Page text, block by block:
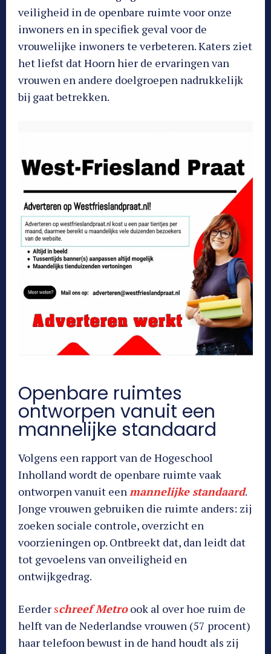
veiligheid in de openbare ruimte voor onze
inwoners en in specifiek geval voor de
vrouwelijke inwoners te verbeteren. Katers ziet
het liefst dat Hoorn hier de ervaringen van
vrouwen en andere doelgroepen nadrukkelijk
bij gaat betrekken.
Openbare ruimtes
ontworpen vanuit een
mannelijke standaard
Volgens een rapport van de Hogeschool
Inholland wordt de openbare ruimte vaak
ontworpen vanuit een mannelijke standaard.
Jonge vrouwen gebruiken die ruimte anders: zij
zoeken sociale controle, overzicht en
voorzieningen op. Ontbreekt dat, dan leidt dat
tot gevoelens van onveiligheid en
ontwijkgedrag.
Eerder schreef Metroook al over hoe ruim de
helft van de Nederlandse vrouwen (57 procent)
haar telefoon bewust in de hand houdt als zij